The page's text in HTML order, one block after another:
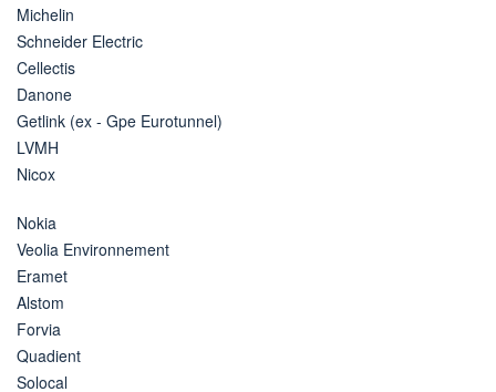
Michelin
Schneider Electric
Cellectis
Danone
Getlink (ex - Gpe Eurotunnel)
LVMH
Nicox
Nokia
Veolia Environnement
Eramet
Alstom
Forvia
Quadient
Solocal